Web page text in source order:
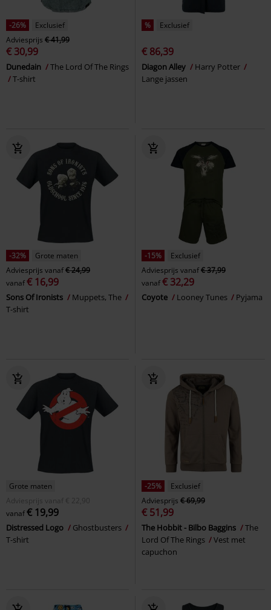
-26%
Exclusief
Adviesprijs € 41,99
€ 30,99
Dunedain
The Lord Of The Rings
T-shirt
% Exclusief
€ 86,39
Diagon Alley
Harry Potter
Lange jassen
-32%
Grote maten
Adviesprijs vanaf€ 24,99
vanaf€ 16,99
Sons Of Ironists
Muppets, The
T-shirt
-15%
Exclusief
Adviesprijs vanaf€ 37,99
vanaf€ 32,29
Coyote Looney Tunes Pyjama
Grote maten
Adviesprijs
vanaf € 22,90
vanaf€ 19,99
Distressed Logo
Ghostbusters
T-shirt
-25%
Exclusief
Adviesprijs € 69,99
€ 51,99
The Hobbit - Bilbo Baggins
The
Lord Of The Rings
Vest met
capuchon